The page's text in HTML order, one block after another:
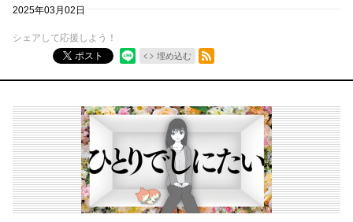
2025年03月02日
シェアして応援しよう！
ポスト
埋め込む
RSSフィード